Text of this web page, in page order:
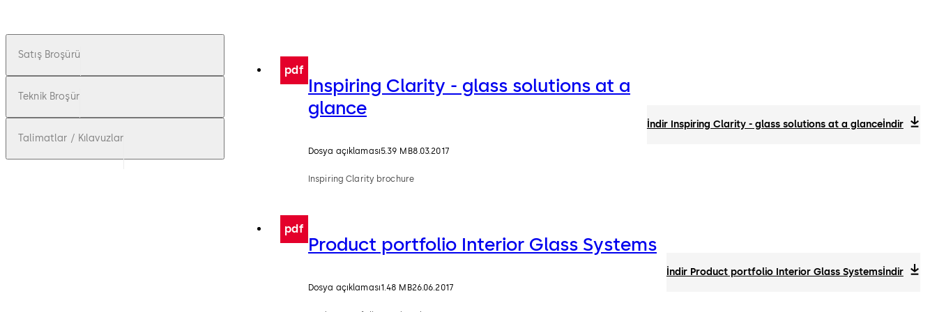
Satış Broşürü
Teknik Broşür
Talimatlar / Kılavuzlar
pdf
Inspiring Clarity - glass solutions at a
glance
Dosya açıklaması5.39 MB8.03.2017
Inspiring Clarity brochure
İndir Inspiring Clarity - glass solutions at a glanceİndir
pdf
Product portfolio Interior Glass Systems
Dosya açıklaması1.48 MB26.06.2017
İndir Product portfolio Interior Glass Systemsİndir